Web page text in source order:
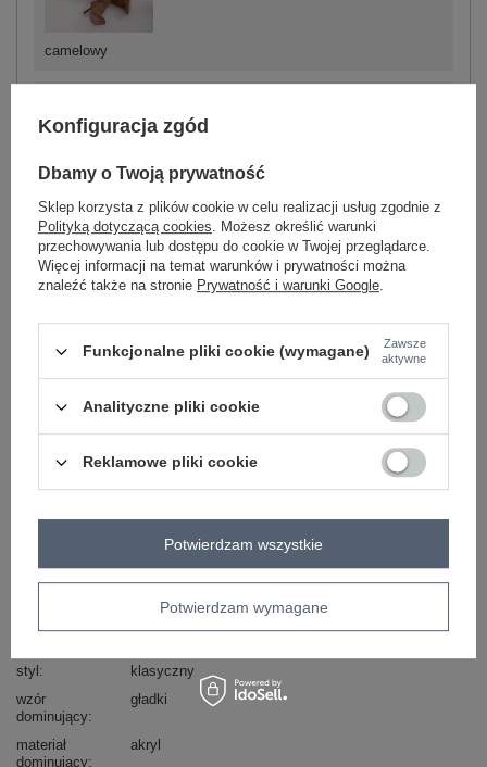
camelowy
ecru
One size 2016103491612
ZALOGUJ SIĘ I ZOBACZ CENĘ
+48 601 547 740
sposób prania : pranie w pralce w 30°C
BA-SW-0577.32X
styl
klasyczny
wzór
dominujący
gładki
materiał
dominujący
akryl
Konfiguracja zgód
Dbamy o Twoją prywatność
Sklep korzysta z plików cookie w celu realizacji usług zgodnie z
Polityką dotyczącą cookies. Możesz określić warunki
przechowywania lub dostępu do cookie w Twojej przeglądarce.
Więcej informacji na temat warunków i prywatności można
znaleźć także na stronie Prywatność i warunki Google.
Funkcjonalne pliki cookie (wymagane)
Zawsze
aktywne
Analityczne pliki cookie
Reklamowe pliki cookie
Potwierdzam wymagane
Potwierdzam wszystkie